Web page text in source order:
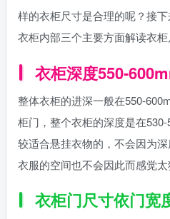
样的衣柜尺寸是合理的呢？接下
衣柜内部三个主要方面解读衣柜
衣柜深度550-
整体衣柜的进深一般在550-
柜门，整个衣柜的深度是在
较适合悬挂衣物的，不会因为
衣服的空间也不会因此而感觉太
衣柜门尺寸依门宽